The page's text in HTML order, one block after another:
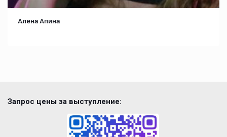
Алена Апина
Запрос цены за выступление: